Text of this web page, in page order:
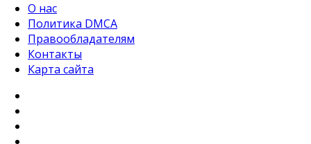
О нас
Политика DMCA
Правообладателям
Контакты
Карта сайта